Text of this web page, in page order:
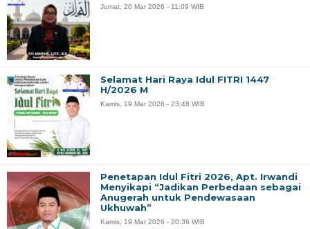
Jumat, 20 Mar 2026 - 11:09 WIB
Selamat Hari Raya Idul FITRI 1447
H/2026 M
Kamis, 19 Mar 2026 - 23:48 WIB
Penetapan Idul Fitri 2026, Apt. Irwandi
Menyikapi “Jadikan Perbedaan sebagai
Anugerah untuk Pendewasaan
Ukhuwah”
Kamis, 19 Mar 2026 - 20:36 WIB